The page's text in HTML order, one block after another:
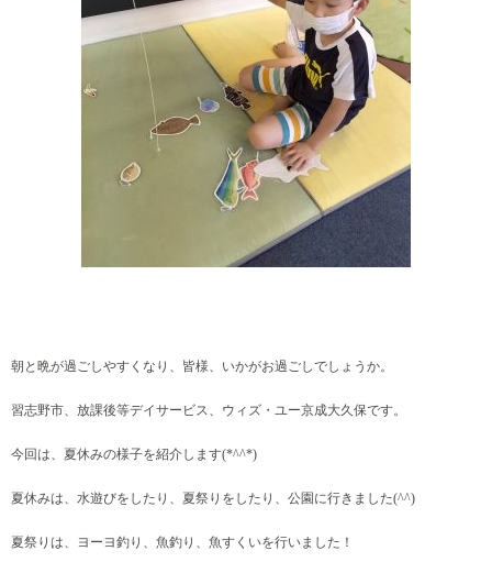
朝と晩が過ごしやすくなり、皆様、いかがお過ごしでしょうか。
習志野市、放課後等デイサービス、ウィズ・ユー京成大久保です。
今回は、夏休みの様子を紹介します(*^^*)
夏休みは、水遊びをしたり、夏祭りをしたり、公園に行きました(^^)
夏祭りは、ヨーヨ釣り、魚釣り、魚すくいを行いました！